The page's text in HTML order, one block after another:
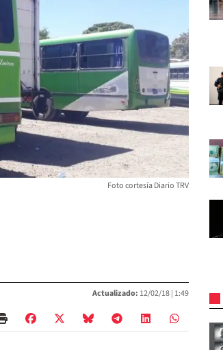
Foto cortesía Diario TRV
Actualizado: 12/02/18 | 1:49